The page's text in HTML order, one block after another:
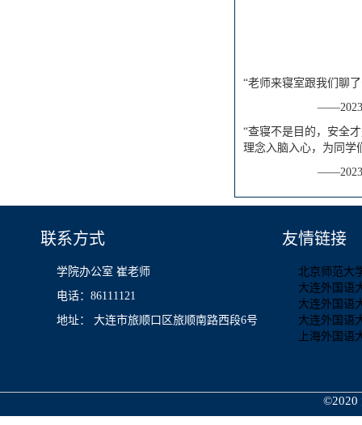
“老师来寝室跟我们聊
——2023级某
“查寝不是目的，安全
理念入脑入心，为同学
——2023级辅
联系方式
学院办公室 崔老师
电话：86111121
地址： 大连市旅顺口区旅顺南路西段6号
友情链接
北京师范大
大连外国语
大连外国语
大连外国语
上海外国语
©2020